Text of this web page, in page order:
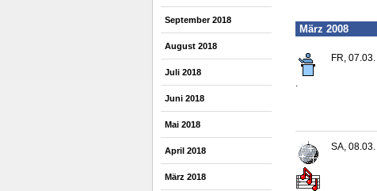
September 2018
August 2018
Juli 2018
Juni 2018
Mai 2018
April 2018
März 2018
März 2008
FR, 07.03.
SA, 08.03.